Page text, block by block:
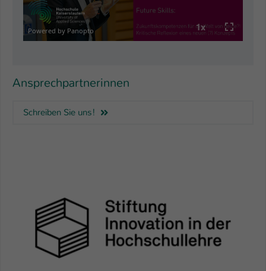
Ansprechpartnerinnen
Schreiben Sie uns!